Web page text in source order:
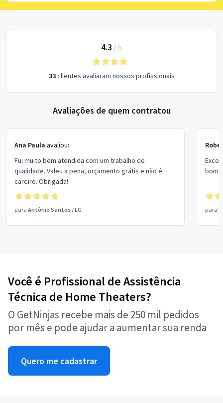
4.3 / 5
33clientes avaliaram nossos profissionais
Avaliações de quem contratou
Ana Paula avaliou:
Fui muito bem atendida com um trabalho de
qualidade. Valeu a pena, orçamento grátis e não é
careiro. Obrigada!
para Antônio Santos /LG
bom
para
Você é Profissional de Assistência
Técnica de Home Theaters?
O GetNinjas recebe mais de 250 mil pedidos
por mês e pode ajudar a aumentar sua renda
Quero me cadastrar